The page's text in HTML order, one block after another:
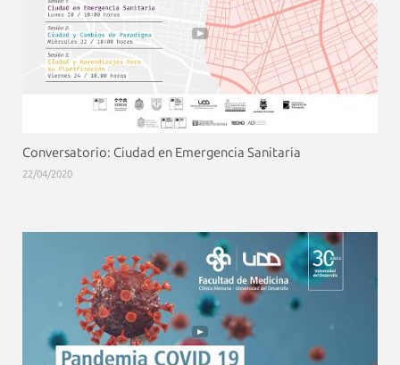
Conversatorio: Ciudad en Emergencia Sanitaria
22/04/2020